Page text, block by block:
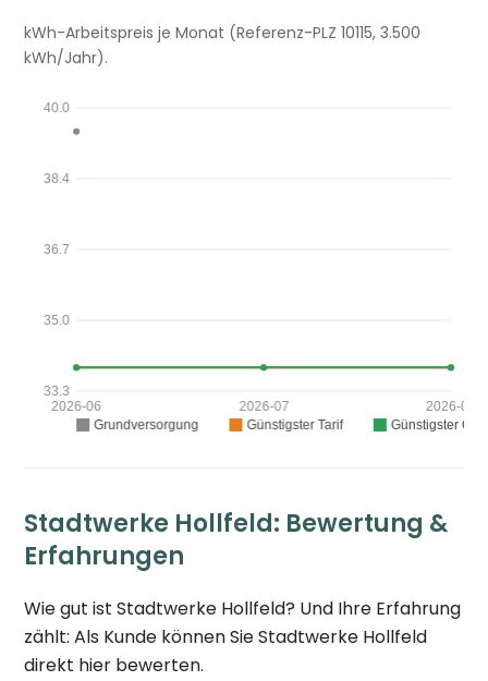
kWh-Arbeitspreis je Monat (Referenz-PLZ 10115, 3.500
kWh/Jahr).
Stadtwerke Hollfeld: Bewertung &
Erfahrungen
Wie gut ist Stadtwerke Hollfeld? Und Ihre Erfahrung
zählt: Als Kunde können Sie Stadtwerke Hollfeld
direkt hier bewerten.